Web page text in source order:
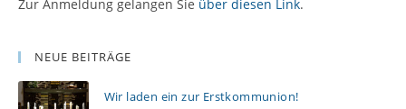
Zur Anmeldung gelangen Sie über diesen Link.
NEUE BEITRÄGE
Wir laden ein zur Erstkommunion!